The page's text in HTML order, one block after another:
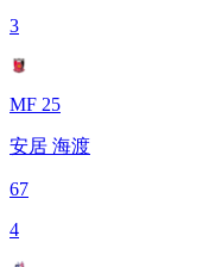
3
MF 25
安居 海渡
67
4